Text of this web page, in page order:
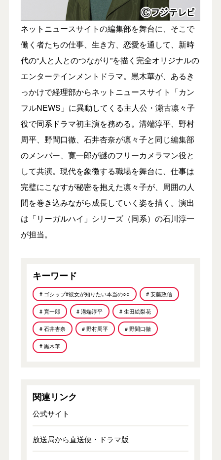
ネットニュースサイトの編集部を舞台に、そこで
働く者たちの仕事、生き方、恋愛を通して、新時
代の“人と人とのつながり”を描く完全オリジナルの
エンターテインメントドラマ。黒木華が、あるき
っかけで経理部からネットニュースサイト「カン
フルNEWS」に異動してくる主人公・瀬古凛々子
役で同系ドラマ初主演を務める。溝端淳平、野村
周平、野間口徹、石井杏奈が凛々子と同じ編集部
のメンバー、寛一郎が謎のフリーカメラマン役と
して共演。現代を象徴する職場を舞台に、仕事は
完璧にこなすが秘密を抱えた凛々子が、周囲の人
間を巻き込みながら成長していく姿を描く。演出
は「リーガルハイ」シリーズ（同系）の石川淳一
が担当。
キーワード
# ゴシップ#彼女が知りたい本当の○○ # 安藤政信
# 寛一郎 # 溝端淳平 # 生田絵梨花
# 石井杏奈 # 野村周平 # 野間口徹
# 黒木華
関連リンク
公式サイト
放送局から直送便・ドラマ版